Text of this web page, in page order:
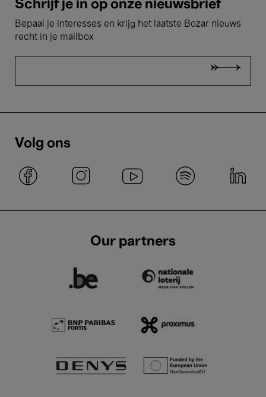
Schrijf je in op onze nieuwsbrief
Bepaal je interesses en krijg het laatste Bozar nieuws
recht in je mailbox
Volg ons
Our partners